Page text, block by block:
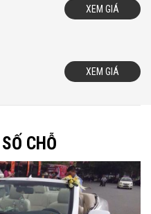
XEM GIÁ
XEM GIÁ
CHỖ